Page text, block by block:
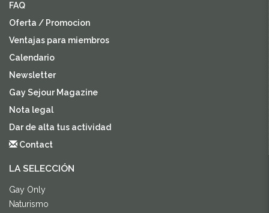
FAQ
Oferta / Promocion
Ventajas para miembros
Calendario
Newsletter
Gay Sejour Magazine
Nota legal
Dar de alta tus actividad
Contact
LA SELECCIÓN
Gay Only
Naturismo